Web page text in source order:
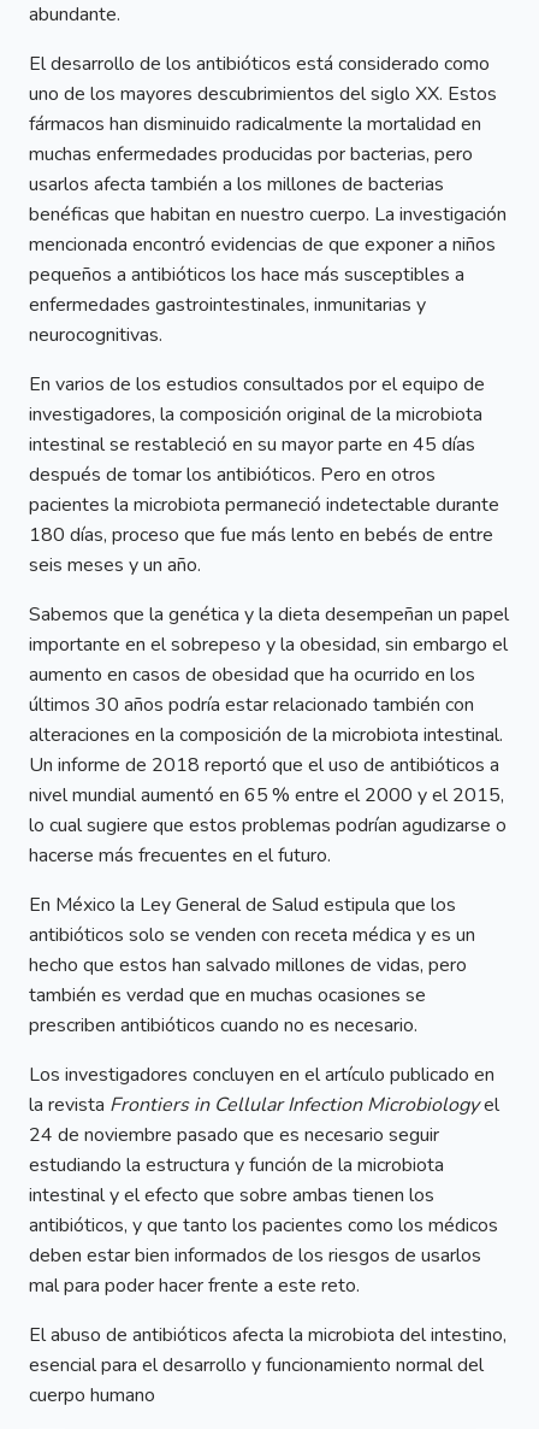
abundante.
El desarrollo de los antibióticos está considerado como
uno de los mayores descubrimientos del siglo XX. Estos
fármacos han disminuido radicalmente la mortalidad en
muchas enfermedades producidas por bacterias, pero
usarlos afecta también a los millones de bacterias
benéficas que habitan en nuestro cuerpo. La investigación
mencionada encontró evidencias de que exponer a niños
pequeños a antibióticos los hace más susceptibles a
enfermedades gastrointestinales, inmunitarias y
neurocognitivas.
En varios de los estudios consultados por el equipo de
investigadores, la composición original de la microbiota
intestinal se restableció en su mayor parte en 45 días
después de tomar los antibióticos. Pero en otros
pacientes la microbiota permaneció indetectable durante
180 días, proceso que fue más lento en bebés de entre
seis meses y un año.
Sabemos que la genética y la dieta desempeñan un papel
importante en el sobrepeso y la obesidad, sin embargo el
aumento en casos de obesidad que ha ocurrido en los
últimos 30 años podría estar relacionado también con
alteraciones en la composición de la microbiota intestinal.
Un informe de 2018 reportó que el uso de antibióticos a
nivel mundial aumentó en 65 % entre el 2000 y el 2015,
lo cual sugiere que estos problemas podrían agudizarse o
hacerse más frecuentes en el futuro.
En México la Ley General de Salud estipula que los
antibióticos solo se venden con receta médica y es un
hecho que estos han salvado millones de vidas, pero
también es verdad que en muchas ocasiones se
prescriben antibióticos cuando no es necesario.
Los investigadores concluyen en el artículo publicado en
la revista Frontiers in Cellular Infection Microbiologyel
24 de noviembre pasado que es necesario seguir
estudiando la estructura y función de la microbiota
intestinal y el efecto que sobre ambas tienen los
antibióticos, y que tanto los pacientes como los médicos
deben estar bien informados de los riesgos de usarlos
mal para poder hacer frente a este reto.
El abuso de antibióticos afecta la microbiota del intestino,
esencial para el desarrollo y funcionamiento normal del
cuerpo humano